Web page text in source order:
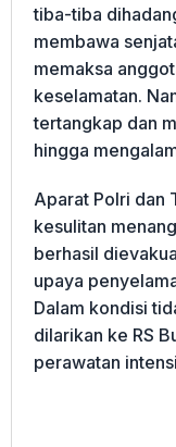
tiba-tiba
membawa
memaksa
keselamatan.
tertangkap dan
hingga
Aparat Polri dan
kesulitan
berhasil
upaya
Dalam kondisi
dilarikan ke RS
perawatan